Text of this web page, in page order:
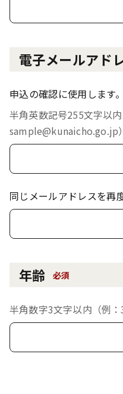
電子メールアド
申込の確認に使用します
半角英数記号255文字以内
sample@kunaicho.go.jp）
同じメールアドレスを再
年齢 必須
半角数字3文字以内（例：